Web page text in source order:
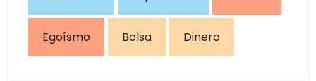
Egoísmo Bolsa Dinero